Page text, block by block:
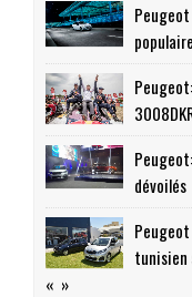
dévoilés
tunisien
« »